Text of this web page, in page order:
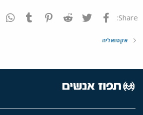
Share: פייסבוק Twitter
Reddit
Pinterest
Tumblr
אקטואליה